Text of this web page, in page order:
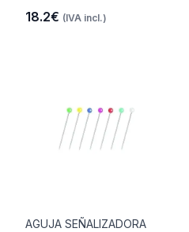
18.2€ (IVA incl.)
AGUJA SEÑALIZADORA